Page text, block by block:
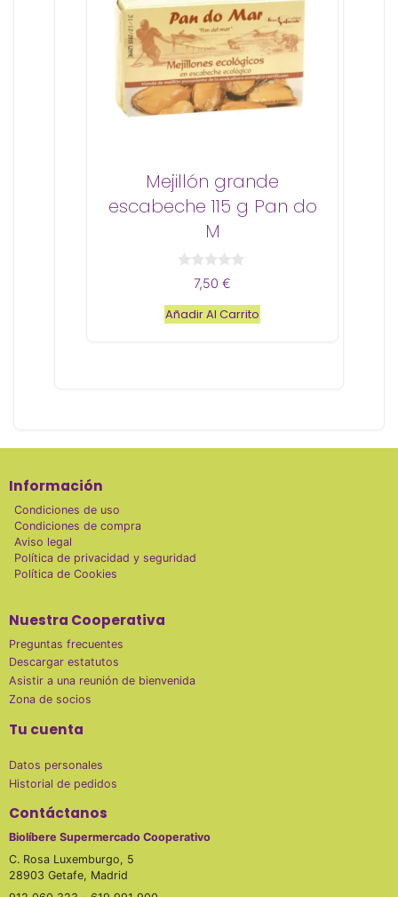
Mejillón grande
escabeche 115 g Pan do
M
e
5
7,50 €
Añadir Al Carrito
Información
Condiciones de uso
Condiciones de compra
Aviso legal
Política de privacidad y seguridad
Política de Cookies
Nuestra Cooperativa
Preguntas frecuentes
Descargar estatutos
Asistir a una reunión de bienvenida
Zona de socios
Tu cuenta
Datos personales
Historial de pedidos
Contáctanos
Biolíbere Supermercado Cooperativo
C. Rosa Luxemburgo, 5
28903 Getafe, Madrid